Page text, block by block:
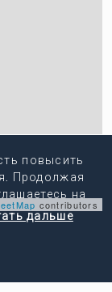
contributors
повысить
Продолжая
на
дальше